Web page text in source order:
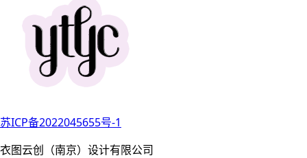
苏ICP备2022045655号-1
衣图云创（南京）设计有限公司